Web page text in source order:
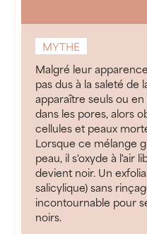
MYTHE
Malgré leur
pas dus à la saleté de
apparaître seuls ou
dans les pores, alors
cellules et peaux
Lorsque ce mélange
peau, il s'oxyde à l'air
devient noir. Un
salicylique) sans
incontournable pour
noirs.